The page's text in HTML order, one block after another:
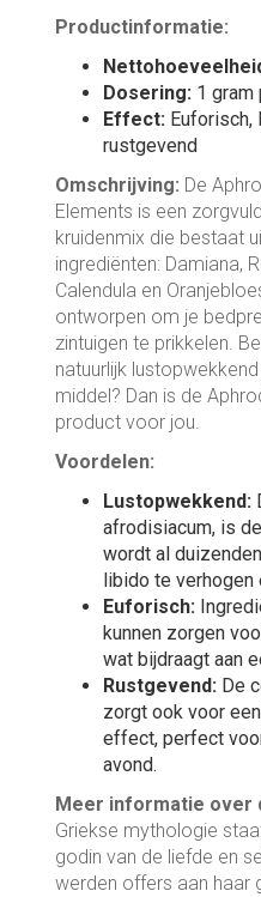
Productinformatie:
Dosering: 1 gram
Effect: Euforisch,
rustgevend
Omschrijving: De
Elements is een
kruidenmix die bestaat
ingrediënten: Damiana,
Calendula en
ontworpen om je
zintuigen te prikkelen.
natuurlijk
middel? Dan is de
product voor jou.
Voordelen:
Lustopwekkend:
afrodisiacum, is
wordt al
libido te verhogen
Euforisch:
kunnen zorgen
wat bijdraagt aan
Rustgevend: De
zorgt ook voor
effect, perfect
avond.
Meer informatie over
Griekse mythologie
godin van de liefde en
werden offers aan haar